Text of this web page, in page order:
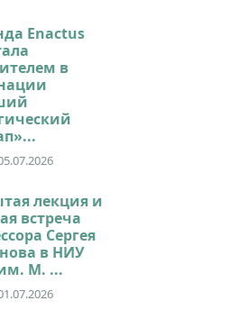
Enactus
в
лекция и
встреча
Сергея
в НИУ
М. ...